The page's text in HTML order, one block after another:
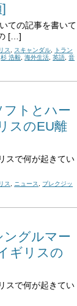
ての記事を書いて
[…]
ス, スキャンダル,
トラン
杉 浩毅,海外生活,英語,音
フトとハー
スのEU離
スで何が起きてい
ス, ニュース, ブレクジッ
ングルマー
ギリスの
スで何が起きてい